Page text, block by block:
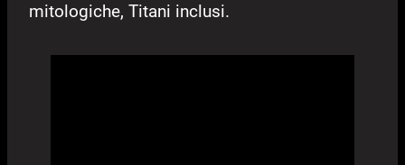
mitologiche, Titani inclusi.